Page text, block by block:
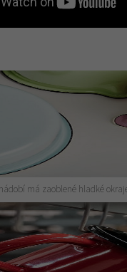
nádobí má zaoblené hladké